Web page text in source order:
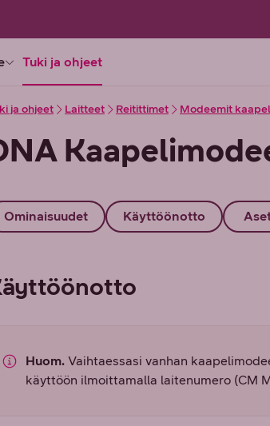
Tuki ja ohjeet
ja ohjeet Laitteet Reitittimet Modeemit
Ominaisuudet Käyttöönotto
Huom. Vaihtaessasi vanhan
käyttöön ilmoittamalla laitenumero (CM